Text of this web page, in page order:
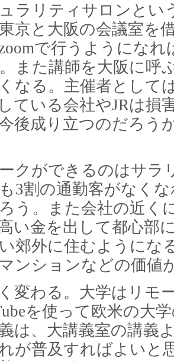
ラリティサロンとい
京と大阪の会議室を
で行うようにな
また講師を大阪に呼
なる。主催者として
ている会社やJRは損
後成り立つのだろう
クができるのはサラ
3割の通勤客がなく
う。また会社の近く
い金を出して都心部
郊外に住むようにな
ンションなどの価値
変わる。大学はリモ
を使って欧米の大
は、大講義室の講義
が普及すればよいと